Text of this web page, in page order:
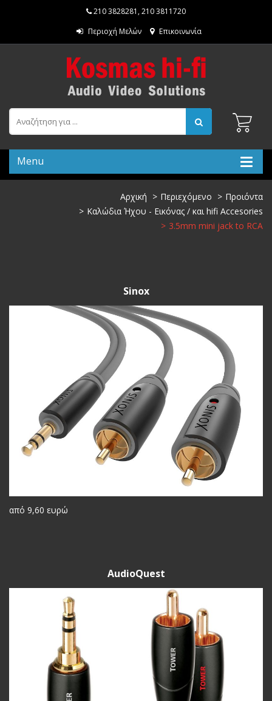
210 3828281 ,210 3811720
Περιοχή Μελών
Επικοινωνία
Menu
Αρχική Περιεχόμενο
Προιόντα
Καλώδια Ήχου - Εικόνας / και hifi Accesories
3.5mm mini jack to RCA
Sinox
από 9,60 ευρώ
AudioQuest